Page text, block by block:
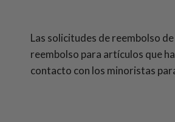
Las solicitudes de reembolso
reembolso para artículos que
contacto con los minoristas